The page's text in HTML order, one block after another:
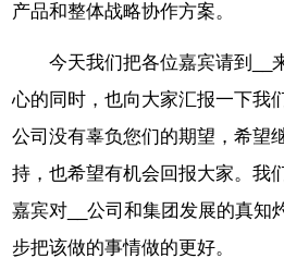
产品和整体战略协作方案。
今天我们把各位嘉宾请到__
心的同时，也向大家汇报一下我
公司没有辜负您们的期望，希望
持，也希望有机会回报大家。我
嘉宾对__公司和集团发展的真知
步把该做的事情做的更好。